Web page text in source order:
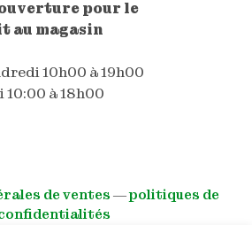
pour le
au magasin
10h00 à 19h00
10:00 à 18h00
de ventes―politiques de